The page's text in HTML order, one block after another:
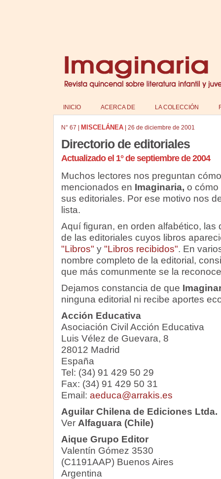
INICIO ACERCA DE LA COLECCIÓN
N° 67 MISCELÁNEA 26 de diciembre de 2001
Directorio de editoriales
Actualizado el 1° de septiembre de 2004
Muchos lectores nos preguntan
mencionados en Imaginaria, o cómo
sus editoriales. Por ese motivo nos
lista.
Aquí figuran, en orden alfabético, las
de las editoriales cuyos libros
"Libros" y "Libros recibidos". En
nombre completo de la editorial,
que más comunmente se la
Dejamos constancia de que
ninguna editorial ni recibe aportes
Acción Educativa
Asociación Civil Acción Educativa
Luis Vélez de Guevara, 8
28012 Madrid
España
Tel: (34) 91 429 50 29
Fax: (34) 91 429 50 31
Email: aeduca@arrakis.es
Aguilar Chilena de Ediciones Ltda.
Ver Alfaguara (Chile)
Aique Grupo Editor
Valentín Gómez 3530
(C1191AAP) Buenos Aires
Argentina